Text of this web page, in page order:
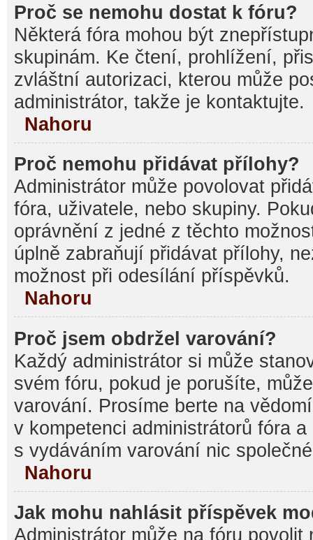
Proč se nemohu dostat k fóru?
Některá fóra mohou být
skupinám. Ke čtení, prohlížení,
zvláštní autorizaci, kterou může
administrátor, takže je kontaktujte.
Nahoru
Proč nemohu přidávat přílohy?
Administrátor může povolovat
fóra, uživatele, nebo skupiny.
oprávnění z jedné z těchto
úplně zabraňují přidávat přílohy,
možnost při odesílání příspěvků.
Nahoru
Proč jsem obdržel varování?
Každý administrátor si může
svém fóru, pokud je porušíte,
varování. Prosíme berte na
v kompetenci administrátorů fóra
s vydáváním varování nic
Nahoru
Jak mohu nahlásit příspěvek
Administrátor může na fóru povolit